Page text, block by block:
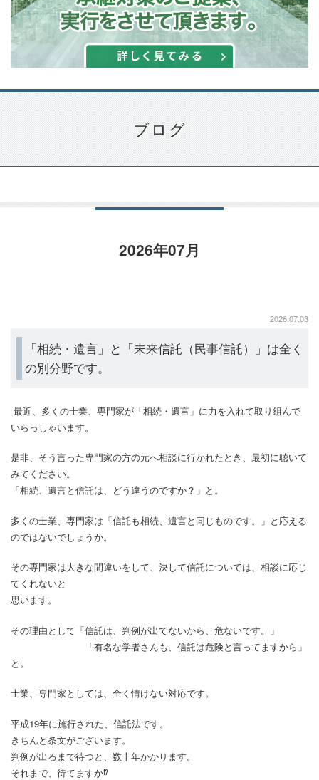
ブログ
2026年07月
2026.07.03
「相続・遺言」と「未来信託（民事信託）」は全く
の別分野です。
最近、多くの士業、専門家が「相続・遺言」に力を入れて取り組んで
いらっしゃいます。
是非、そう言った専門家の方の元へ相談に行かれたとき、最初に聴いて
みてください。
「相続、遺言と信託は、どう違うのですか？」と。
多くの士業、専門家は「信託も相続、遺言と同じものです。」と応える
のではないでしょうか。
その専門家は大きな間違いをして、決して信託については、相談に応じ
てくれないと
思います。
その理由として「信託は、判例が出てないから、危ないです。」
「有名な学者さんも、信託は危険と言ってますから」
と。
士業、専門家としては、全く情けない対応です。
平成19年に施行された、信託法です。
きちんと条文がございます。
判例が出るまで待つと、数十年かかります。
それまで、待てますか⁉